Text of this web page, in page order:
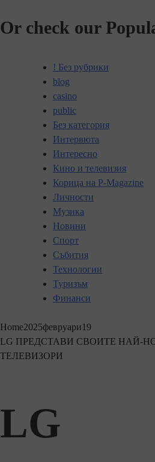
Or check our
! Без рубрики
blog
casino
public
Без категория
Интервюта
Интересно
Кино и телевизия
Корица на P-Magazine
Личности
Музика
Новини
Спорт
Събития
Технологии
Туризъм
Финанси
Home2025февруари19
LG ПРЕДСТАВИ СВОИТЕ НАЙ-
ТЕЛЕВИЗОРИ
LG